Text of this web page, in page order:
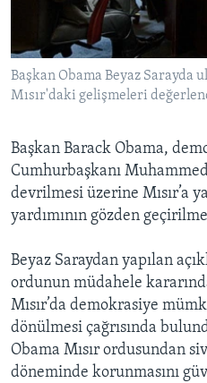
HAYATTAN
SANAT
BIZI TAKIP EDIN
Diller
Başkan Obama Beyaz Sarayda
Mısır'daki gelişmeleri
Başkan Barack Obama,
Cumhurbaşkanı
devrilmesi üzerine Mısır’a
yardımının gözden
Beyaz Saraydan yapılan
ordunun müdahele
Mısır’da demokrasiye
dönülmesi çağrısında
Obama Mısır ordusundan
döneminde korunmasını